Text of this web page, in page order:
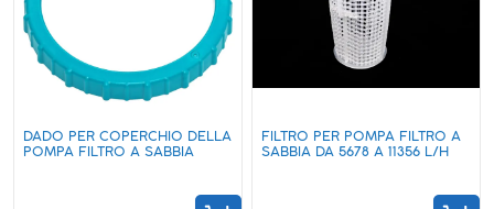
DADO PER COPERCHIO DELLA
POMPA FILTRO A SABBIA
FILTRO PER POMPA FILTRO A
SABBIA DA 5678 A 11356 L/H